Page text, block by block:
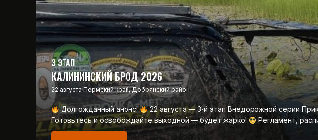
3 ЭТАП
КАЛИНИНСКИЙ БРОД 2026
22 августа Пермский край, Добрянский район
Долгожданный анонс! 22 августа — 3‑й этап Внедорожной серии
Готовьтесь и освобождайте выходной — будет жарко!
Регламент,